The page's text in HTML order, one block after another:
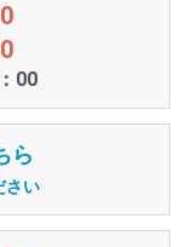
00
ら
さい